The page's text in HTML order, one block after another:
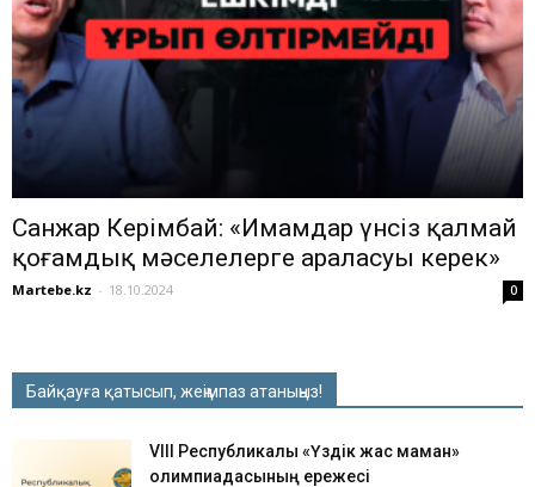
Санжар Керімбай: «Имамдар үнсіз қалмай
қоғамдық мәселелерге араласуы керек»
Martebe.kz - 18.10.2024 0
Байқауға қатысып, жеңімпаз атаныңыз!
VIII Республикалық «Үздік жас маман»
олимпиадасының ережесі